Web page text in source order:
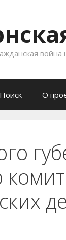
война
Поиск О